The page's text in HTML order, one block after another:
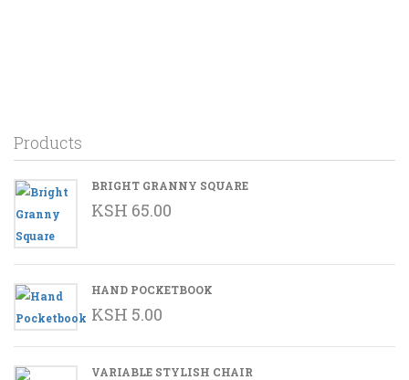
Products
BRIGHT GRANNY SQUARE
KSH 65.00
HAND POCKETBOOK
KSH 5.00
VARIABLE STYLISH CHAIR